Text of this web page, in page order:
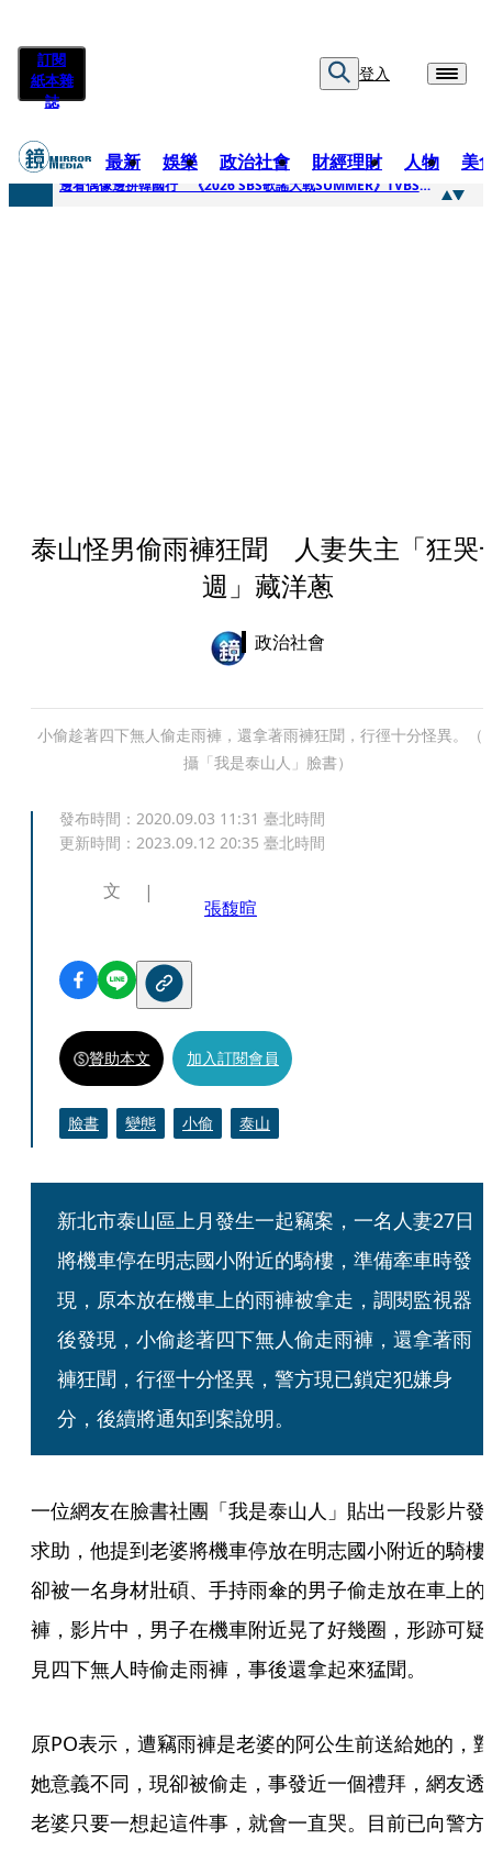
訂閱
紙本雜
誌
登入
最新 娛樂 政治社會 財經理財 人物 美
快訊
邊看偶像邊拚韓國行 《2026 SBS歌謠大戰SUMMER》TVBS直播祭追星福利
泰山怪男偷雨褲狂聞 人妻失主「狂哭
週」藏洋蔥
政治社會
小偷趁著四下無人偷走雨褲，還拿著雨褲狂聞，行徑十分怪異。（
攝「我是泰山人」臉書）
發布時間： 2020.09.03 11:31 臺北時間
更新時間： 2023.09.12 20:35 臺北時間
文
張馥暄
贊助本文 加入訂閱會員
臉書 變態 小偷 泰山
新北市泰山區上月發生一起竊案，一名人妻27日
將機車停在明志國小附近的騎樓，準備牽車時發
現，原本放在機車上的雨褲被拿走，調閱監視器
後發現，小偷趁著四下無人偷走雨褲，還拿著雨
褲狂聞，行徑十分怪異，警方現已鎖定犯嫌身
分，後續將通知到案說明。
一位網友在臉書社團「我是泰山人」貼出一段影片發
求助，他提到老婆將機車停放在明志國小附近的騎樓
卻被一名身材壯碩、手持雨傘的男子偷走放在車上的
褲，影片中，男子在機車附近晃了好幾圈，形跡可疑
見四下無人時偷走雨褲，事後還拿起來猛聞。
原PO表示，遭竊雨褲是老婆的阿公生前送給她的，對
她意義不同，現卻被偷走，事發近一個禮拜，網友透
老婆只要一想起這件事，就會一直哭。目前已向警方